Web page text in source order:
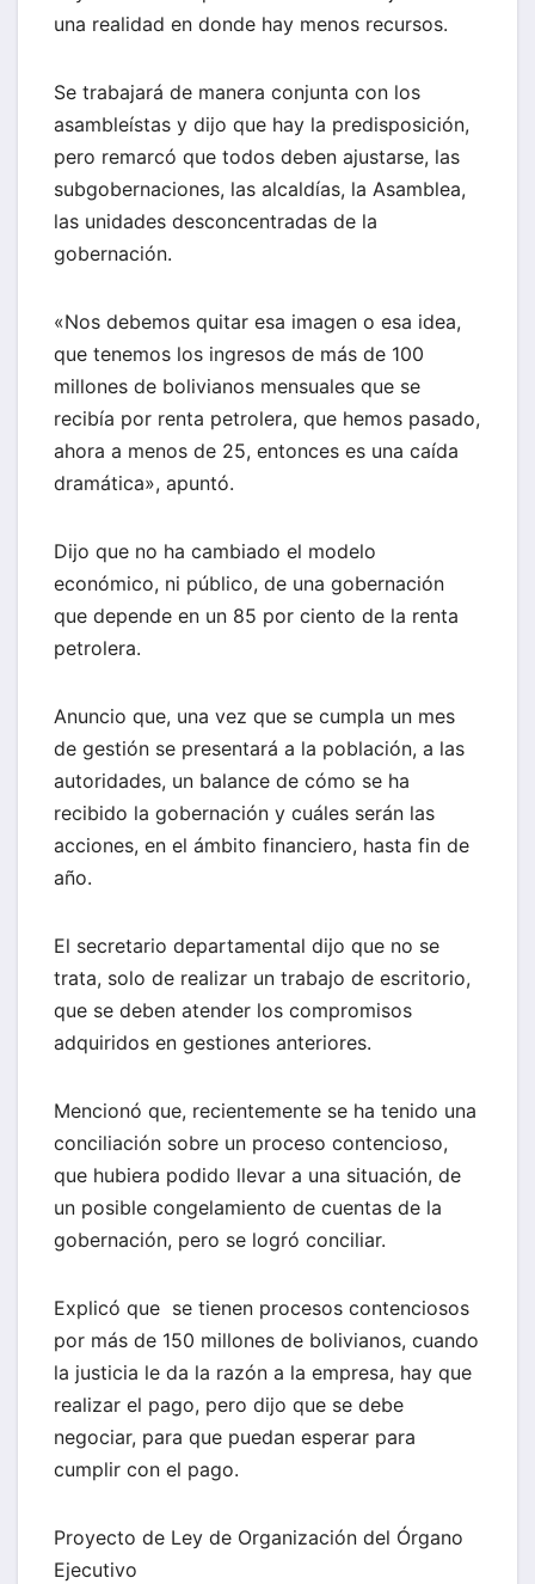
una realidad en donde hay menos recursos.
Se trabajará de manera conjunta con los
asambleístas y dijo que hay la predisposición,
pero remarcó que todos deben ajustarse, las
subgobernaciones, las alcaldías, la Asamblea,
las unidades desconcentradas de la
gobernación.
«Nos debemos quitar esa imagen o esa idea,
que tenemos los ingresos de más de 100
millones de bolivianos mensuales que se
recibía por renta petrolera, que hemos pasado,
ahora a menos de 25, entonces es una caída
dramática», apuntó.
Dijo que no ha cambiado el modelo
económico, ni público, de una gobernación
que depende en un 85 por ciento de la renta
petrolera.
Anuncio que, una vez que se cumpla un mes
de gestión se presentará a la población, a las
autoridades, un balance de cómo se ha
recibido la gobernación y cuáles serán las
acciones, en el ámbito financiero, hasta fin de
año.
El secretario departamental dijo que no se
trata, solo de realizar un trabajo de escritorio,
que se deben atender los compromisos
adquiridos en gestiones anteriores.
Mencionó que, recientemente se ha tenido una
conciliación sobre un proceso contencioso,
que hubiera podido llevar a una situación, de
un posible congelamiento de cuentas de la
gobernación, pero se logró conciliar.
Explicó que se tienen procesos contenciosos
por más de 150 millones de bolivianos, cuando
la justicia le da la razón a la empresa, hay que
realizar el pago, pero dijo que se debe
negociar, para que puedan esperar para
cumplir con el pago.
Proyecto de Ley de Organización del Órgano
Ejecutivo